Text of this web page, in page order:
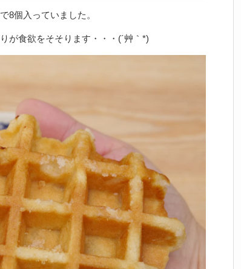
8個入っていました。
が食欲をそそります・・・(´艸｀*)